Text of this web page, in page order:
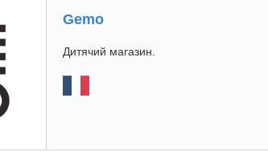
Gemo
Дитячий магазин.